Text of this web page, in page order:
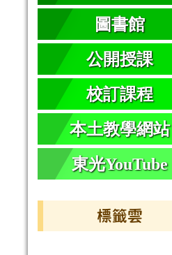
圖書館
公開授課
校訂課程
本土教學網站
東光YouTube
標籤雲